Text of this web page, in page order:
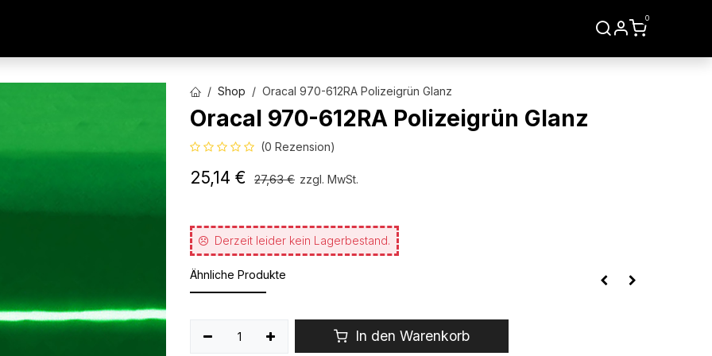
0
Shop Oracal 970-612RA Polizeigrün Glanz
Oracal 970-612RA Polizeigrün Glanz
(0 Rezension)
25,14 € 27,63€ zzgl. MwSt.
Derzeit leider kein Lagerbestand.
Ähnliche Produkte
In den Warenkorb